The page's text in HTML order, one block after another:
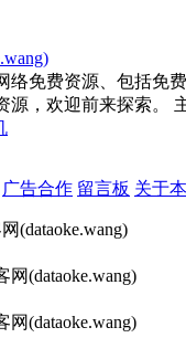
络免费资源、包括免
源，欢迎前来探索。
广告合作 留言板 关于